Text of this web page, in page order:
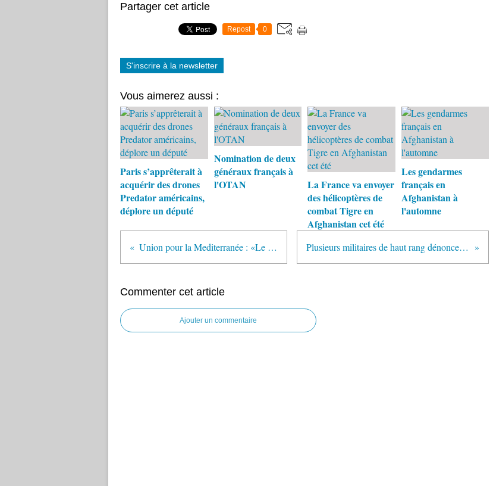
Partager cet article
Repost 0
S'inscrire à la newsletter
Vous aimerez aussi :
Paris s’apprêterait à
acquérir des drones
Predator américains,
déplore un député
Nomination de deux
généraux français à
l'OTAN
La France va envoyer
des hélicoptères de
combat Tigre en
Afghanistan cet été
Les gendarmes
français en
Afghanistan à
l'automne
Union pour la Mediterranée : «Le projet n'est pas assez clair» Plusieurs militaires de haut rang dénoncent l'"imposture" du Livre blanc
Commenter cet article
Ajouter un commentaire